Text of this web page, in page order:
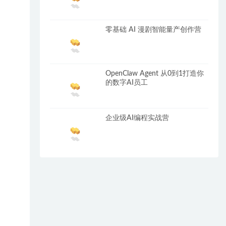
零基础 AI 漫剧智能量产创作营
OpenClaw Agent 从0到1打造你
的数字AI员工
企业级AI编程实战营